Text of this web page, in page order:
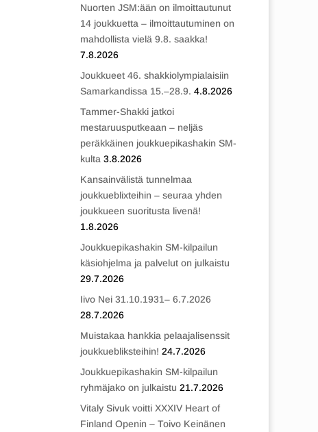
Nuorten JSM:ään on ilmoittautunut
14 joukkuetta – ilmoittautuminen on
mahdollista vielä 9.8. saakka!
7.8.2026
Joukkueet 46. shakkiolympialaisiin
Samarkandissa 15.–28.9. 4.8.2026
Tammer-Shakki jatkoi
mestaruusputkeaan – neljäs
peräkkäinen joukkuepikashakin SM-
kulta 3.8.2026
Kansainvälistä tunnelmaa
joukkueblixteihin – seuraa yhden
joukkueen suoritusta livenä!
1.8.2026
Joukkuepikashakin SM-kilpailun
käsiohjelma ja palvelut on julkaistu
29.7.2026
Iivo Nei 31.10.1931– 6.7.2026
28.7.2026
Muistakaa hankkia pelaajalisenssit
joukkuebliksteihin! 24.7.2026
Joukkuepikashakin SM-kilpailun
ryhmäjako on julkaistu 21.7.2026
Vitaly Sivuk voitti XXXIV Heart of
Finland Openin – Toivo Keinänen